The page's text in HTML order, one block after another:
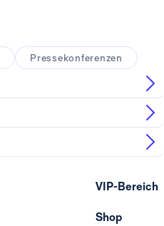
Pressekonferenzen
VIP-Bereich
Shop